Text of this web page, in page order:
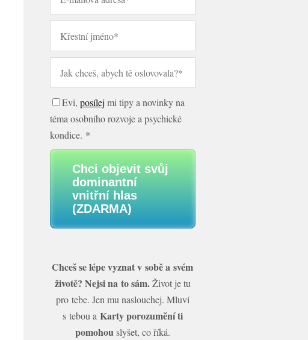
Evi, posílej mi tipy a novinky na
téma osobního rozvoje a psychické
kondice. *
Chci objevit svůj
dominantní
vnitřní hlas
(ZDARMA)
Chceš se lépe vyznat v sobě a svém
životě? Nejsi na to sám.Život je tu
pro tebe. Jen mu naslouchej. Mluví
s tebou a Karty porozumění ti
pomohouslyšet, co říká.